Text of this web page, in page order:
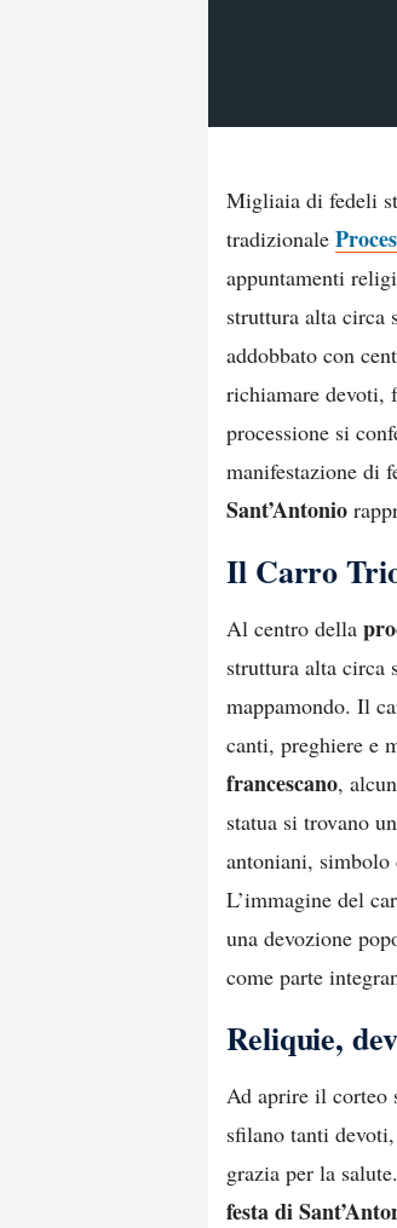
Migliaia di fedeli
tradizionale
appuntamenti
struttura alta circa
addobbato con
richiamare devoti,
processione si
manifestazione di
Sant’Antonio
Il Carro
Al centro della
struttura alta circa
mappamondo. Il
canti, preghiere e
francescano,
statua si trovano
antoniani,
L’immagine del
una devozione
come parte
Reliquie,
Ad aprire il corteo
sfilano tanti
grazia per la
festa di